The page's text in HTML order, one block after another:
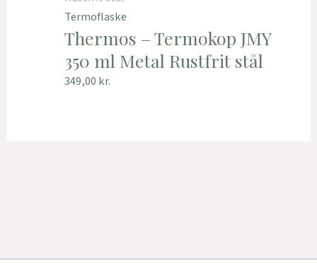
Termoflaske
Thermos – Termokop JMY
350 ml Metal Rustfrit stål
349,00 kr.